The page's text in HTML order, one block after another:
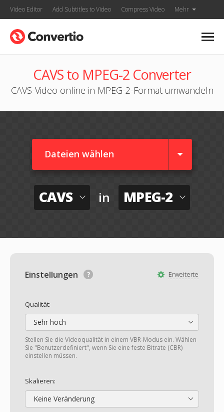
Video Editor Add Subtitles to Video Compress Video Mehr
CAVS to MPEG-2 Converter
CAVS-Video online in MPEG-2-Format umwandeln
Dateien wählen
CAVS in MPEG-2
Erweiterte
Einstellungen
Qualität:
Sehr hoch
Stellen Sie die Videoqualität in einem VBR-Modus ein. Wählen
Sie "Benutzerdefiniert", wenn Sie eine feste Bitrate (CBR)
einstellen müssen.
Skalieren:
Keine Veränderung